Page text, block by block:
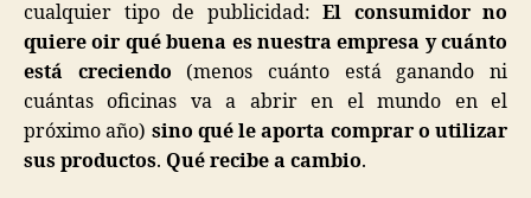
cualquier tipo de publicidad: El consumidor no
quiere oir qué buena es nuestra empresa y cuánto
está creciendo (menos cuánto está ganando ni
cuántas oficinas va a abrir en el mundo en el
próximo año) sino qué le aporta comprar o utilizar
sus productos. Qué recibe a cambio.